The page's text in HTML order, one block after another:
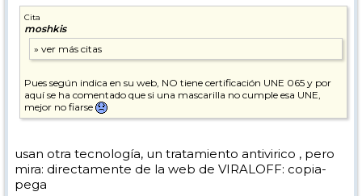
Cita
moshkis
Pues según indica en su web, NO tiene certificación UNE 065 y por
aquí se ha comentado que si una mascarilla no cumple esa UNE,
mejor no fiarse
usan otra tecnología, un tratamiento antivirico , pero
mira: directamente de la web de VIRALOFF: copia-
pega